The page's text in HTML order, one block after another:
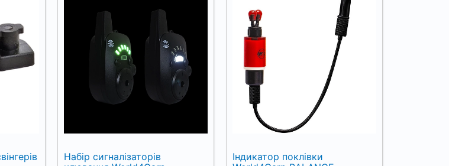
Набір сигналізаторів
Індикатор поклівки